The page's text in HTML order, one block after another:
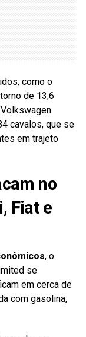
como o
de 13,6
cavalos, que se
em trajeto
no
Fiat e
, o
se
em cerca de
com gasolina,